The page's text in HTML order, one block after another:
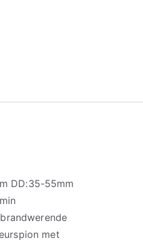
DD:35-55mm
met